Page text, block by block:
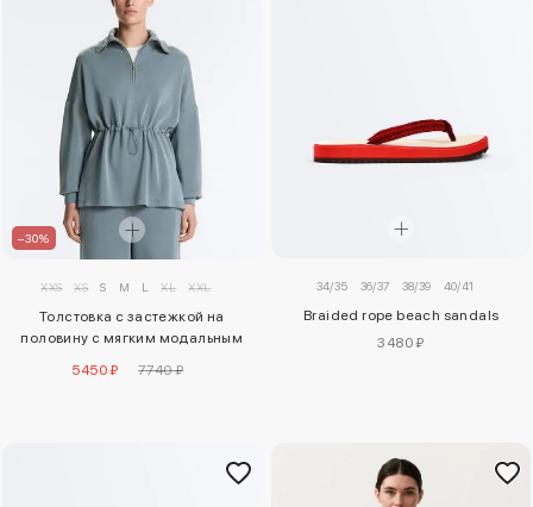
–30%
XXS XS S M L XL XXL
Толстовка с застежкой на
половину с мягким модальным
5450 ₽ 7740 ₽
34/35 36/37 38/39 40/41
Braided rope beach sandals
3480 ₽